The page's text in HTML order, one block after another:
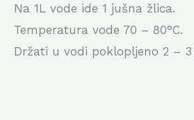
Na 1L vode ide 1 jušna žlica.
Temperatura vode 70 – 80°C.
Držati u vodi poklopljeno 2 –